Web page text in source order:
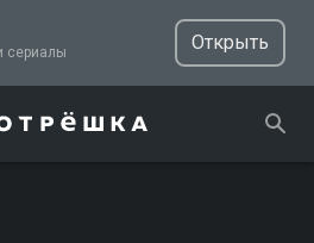
ТВ, фильмы и сериалы
Открыть